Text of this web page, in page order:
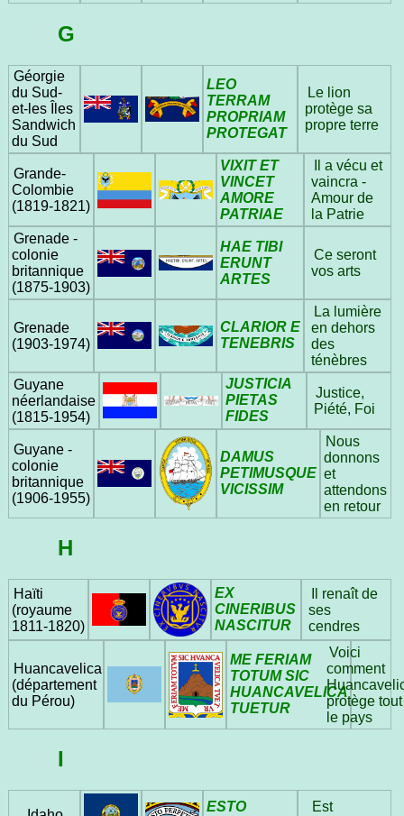
G
Géorgie
du Sud-
et-les Îles
Sandwich
du Sud
LEO
TERRAM
PROPRIAM
PROTEGAT
Le lion
protège sa
propre terre
Grande-
Colombie
(1819‑1821)
VIXIT ET
VINCET
AMORE
PATRIAE
Il a vécu et
vaincra -
Amour de
la Patrie
Grenade -
colonie
britannique
(1875‑1903)
HAE TIBI
ERUNT
ARTES
Ce seront
vos arts
Grenade
(1903‑1974)
CLARIOR E
TENEBRIS
La lumière
en dehors
des
ténèbres
Guyane
néerlandaise
(1815‑1954)
JUSTICIA
PIETAS
FIDES
Justice,
Piété, Foi
Guyane -
colonie
britannique
(1906‑1955)
DAMUS
PETIMUSQUE
VICISSIM
Nous
donnons
et
attendons
en retour
H
Haïti
(royaume
1811‑1820)
EX
CINERIBUS
NASCITUR
Il renaît de
ses
cendres
Huancavelica
(département
du Pérou)
ME FERIAM
TOTUM SIC
HUANCAVELICA
TUETUR
Voici
comment
protège tout
le pays
I
ESTO
Est